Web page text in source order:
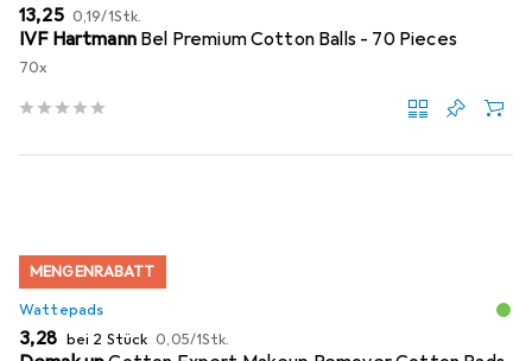
EUR
13,25 EUR
0,19/1Stk.
IVF Hartmann Bel Premium Cotton Balls - 70 Pieces
70x
MENGENRABATT
Wattepads
EUR
3,28 bei 2 Stück EUR
0,05/1Stk.